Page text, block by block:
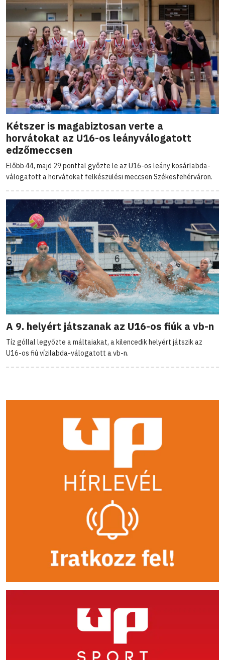
Kétszer is magabiztosan verte a
horvátokat az U16-os leányválogatott
edzőmeccsen
Előbb 44, majd 29 ponttal győzte le az U16-os leány kosárlabda-
válogatott a horvátokat felkészülési meccsen Székesfehérváron.
A 9. helyért játszanak az U16-os fiúk a vb-n
Tíz góllal legyőzte a máltaiakat, a kilencedik helyért játszik az
U16-os fiú vízilabda-válogatott a vb-n.